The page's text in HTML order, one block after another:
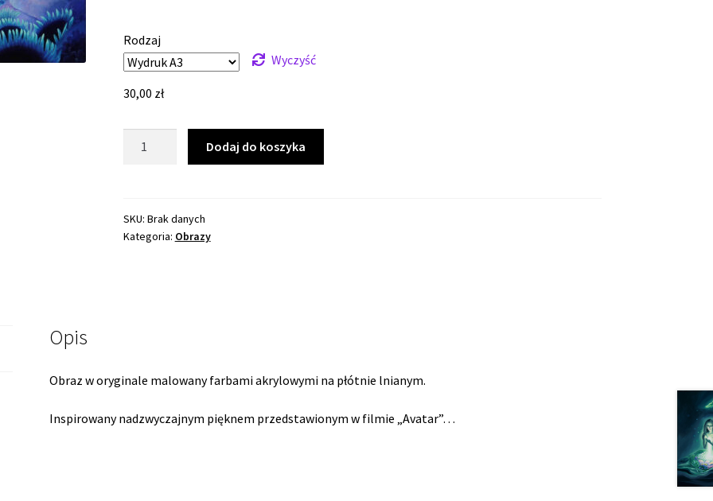
30,00 zł
Rodzaj
Wyczyść
30,00 zł
Dodaj do koszyka
SKU: Brak danych
Kategoria: Obrazy
Opis
Obraz w oryginale malowany farbami akrylowymi na płótnie lnianym.
Inspirowany nadzwyczajnym pięknem przedstawionym w filmie „Avatar”…